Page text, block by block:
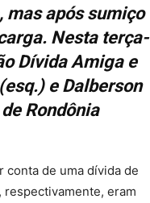
mas após sumiço
Nesta terça-
Dívida Amiga e
e Dalberson
Rondônia
conta de uma dívida de
eram